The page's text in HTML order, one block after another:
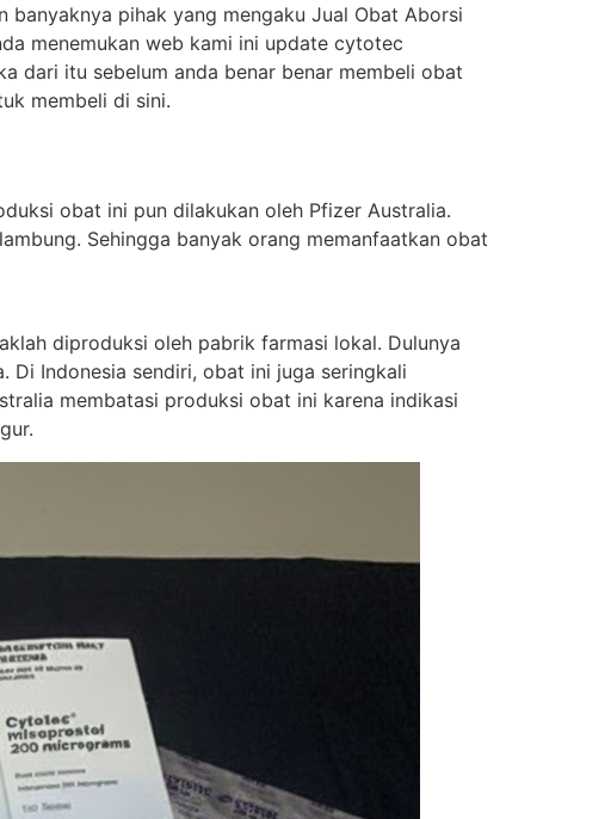
pihak yang mengaku Jual Obat Aborsi
menemukan web kami ini update cytotec
dari itu sebelum anda benar benar membeli obat
membeli di sini.
obat ini pun dilakukan oleh Pfizer Australia.
Sehingga banyak orang memanfaatkan obat
diproduksi oleh pabrik farmasi lokal. Dulunya
Indonesia sendiri, obat ini juga seringkali
membatasi produksi obat ini karena indikasi